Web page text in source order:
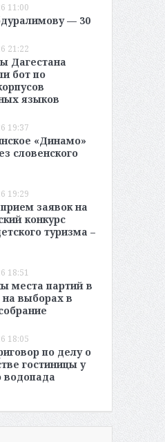
11:00
— 30
21:22
Дагестана
бот по
языков
19:37
«Динамо»
словенского
19:29
заявок на
конкурс
туризма –
18:51
места партий в
выборах в
18:05
по делу о
гостиницы у
водопада